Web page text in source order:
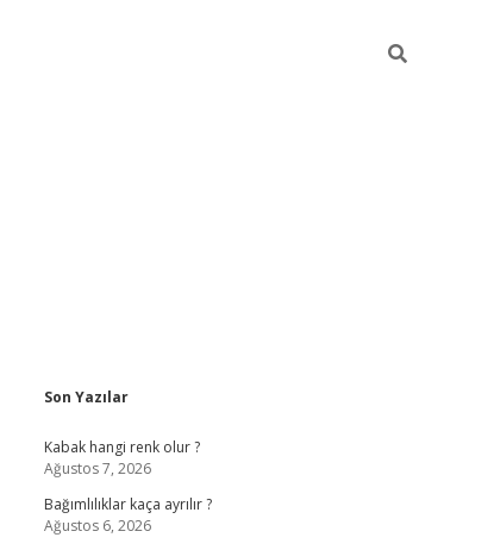
Sidebar
Son Yazılar
Kabak hangi renk olur ?
Ağustos 7, 2026
Bağımlılıklar kaça ayrılır ?
Ağustos 6, 2026